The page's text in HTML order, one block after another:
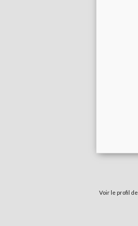
Voir le profil de